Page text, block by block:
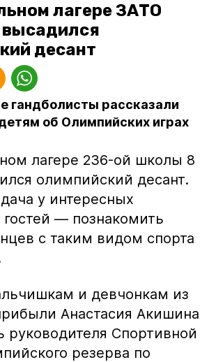
лагере ЗАТО
десант
гандболисты рассказали
об Олимпийских играх
лагере 236-ой школы 8
олимпийский десант.
у интересных
— познакомить
с таким видом спорта
и девчонкам из
Анастасия Акишина
руководителя Спортивной
резерва по